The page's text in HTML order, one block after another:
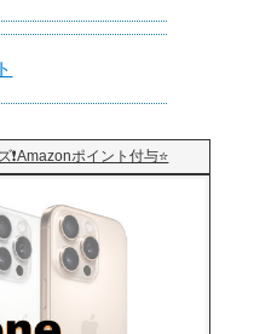
❗️Amazonポイント付与⭐️